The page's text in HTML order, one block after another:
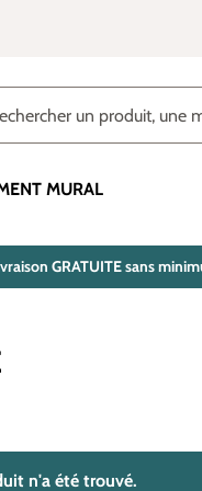
MURAL
GRATUITE sans
n'a été trouvé.